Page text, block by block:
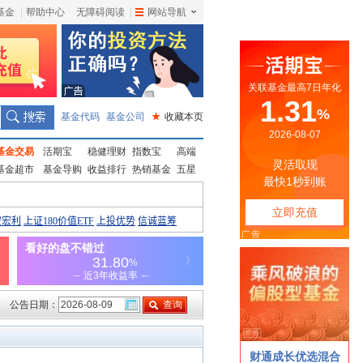
金 帮助中心 无障碍阅读 网站导航
基金代码 基金公司 ★ 收藏本页
金交易 活期宝 稳健理财 指数宝
高端
金超市
基金导购 收益排行 热销基金 五星
公告日期：